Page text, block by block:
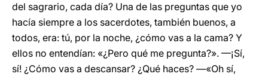
del sagrario, cada día? Una de las preguntas que yo
hacía siempre a los sacerdotes, también buenos, a
todos, era: tú, por la noche, ¿cómo vas a la cama? Y
ellos no entendían: «¿Pero qué me pregunta?». —¡Sí,
sí! ¿Cómo vas a descansar? ¿Qué haces? —«Oh sí,